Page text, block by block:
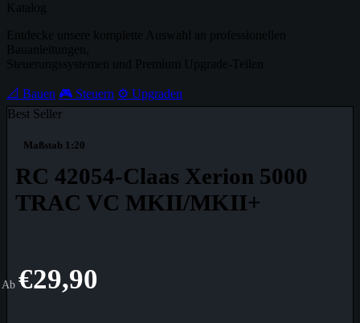
Katalog
Entdecke unsere komplette Auswahl an professionellen
Bauanleitungen,
Steuerungssystemen und Premium Upgrade-Teilen
📐 Bauen 🎮 Steuern ⚙️ Upgraden
Best Seller
Maßstab 1:20
RC 42054-Claas Xerion 5000
TRAC VC MKII/MKII+
Ab €29,90